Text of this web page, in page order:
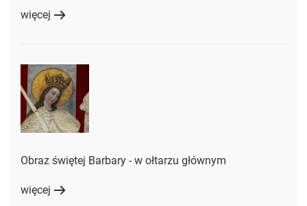
więcej
Obraz świętej Barbary - w ołtarzu głównym
więcej